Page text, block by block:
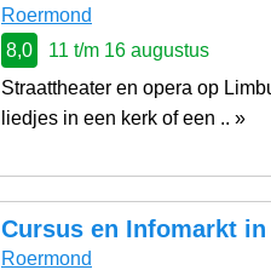
Roermond
8,0
11 t/m 16 augustus
Straattheater en opera op
liedjes in een kerk of een .. »
Cursus en Infomarkt
Roermond